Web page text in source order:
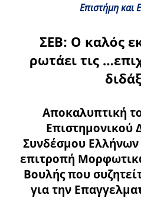
Επιστήμη και
ΣΕΒ: Ο καλός
ρωτάει τις
Αποκαλυπτική
Επιστημονικού
Συνδέσμου
επιτροπή
Βουλής που
για την